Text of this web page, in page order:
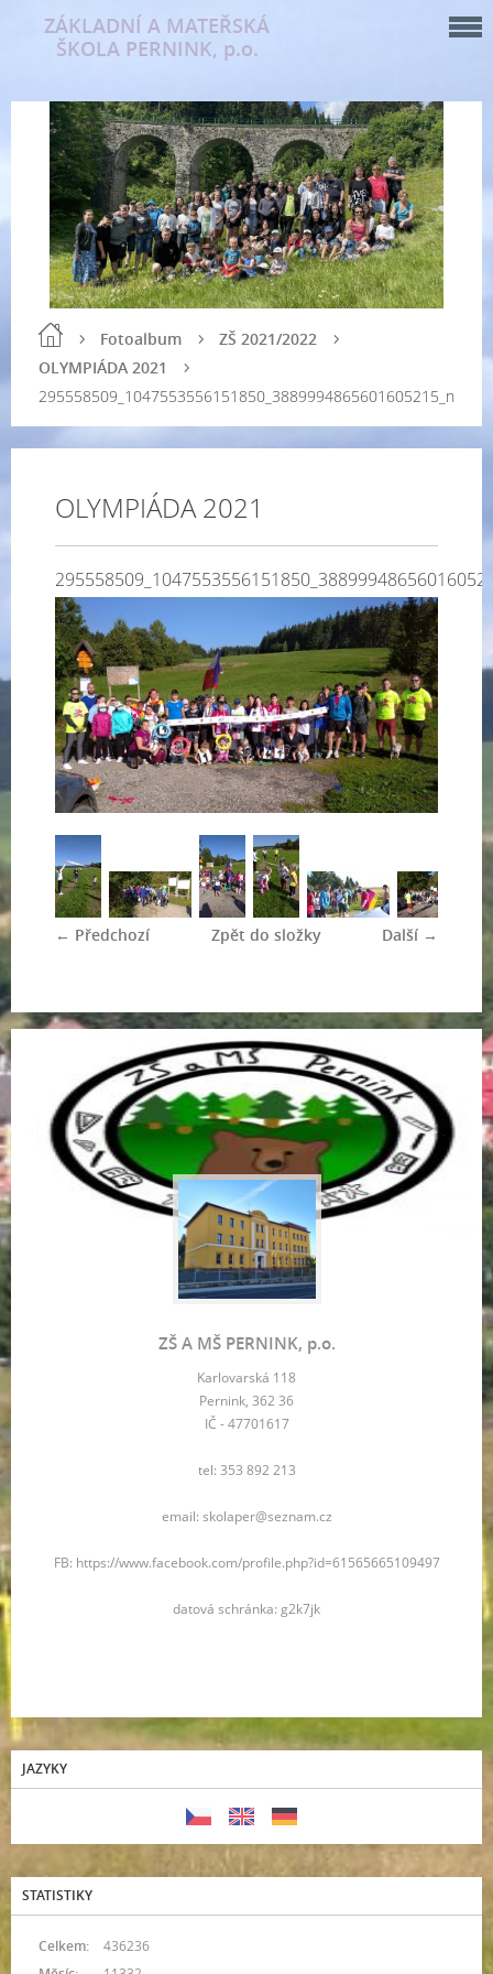
ZÁKLADNÍ A MATEŘSKÁ
ŠKOLA PERNINK, p.o.
Fotoalbum
ZŠ 2021/2022
OLYMPIÁDA 2021
295558509_1047553556151850_3889994865601605215_n
OLYMPIÁDA 2021
← Předchozí Další →
Zpět do složky
ZŠ A MŠ PERNINK, p.o.
Karlovarská 118
Pernink, 362 36
IČ - 47701617
tel: 353 892 213
email: skolaper@seznam.cz
FB: https://www.facebook.com/profile.php?id=61565665109497
datová schránka: g2k7jk
JAZYKY
STATISTIKY
Celkem:
436236